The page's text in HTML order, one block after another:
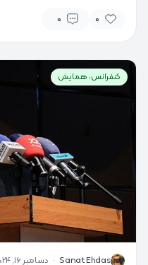
0
0
کنفرانس، همایش
S
Sanat Ehdas
· دسامبر 16, 2024